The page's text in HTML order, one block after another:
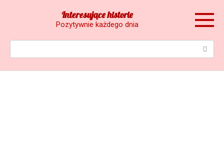
Interesujące historie
Pozytywnie każdego dnia